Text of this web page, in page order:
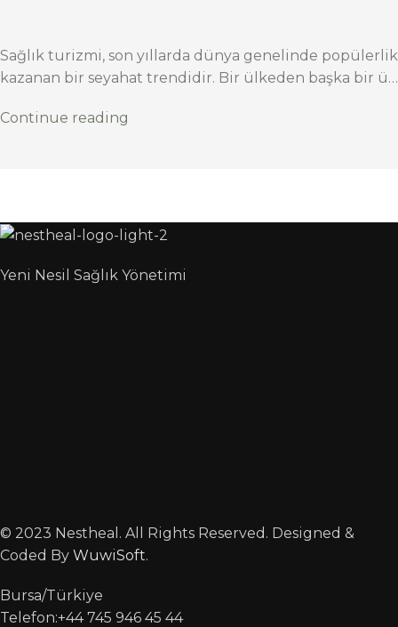
Sağlık turizmi, son yıllarda dünya genelinde popülerlik
kazanan bir seyahat trendidir. Bir ülkeden başka bir ü…
Continue reading
Yeni Nesil Sağlık Yönetimi
© 2023 Nestheal. All Rights Reserved. Designed &
Coded By WuwiSoft.
Bursa/Türkiye
Telefon:+44 745 946 45 44